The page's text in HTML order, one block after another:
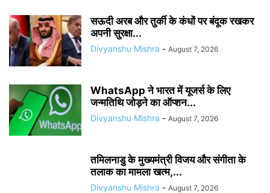
सऊदी अरब और तुर्की के कंधों पर बंदूक रखकर
अपनी सुरक्षा...
Divyanshu Mishra - August 7, 2026
WhatsApp ने भारत में यूजर्स के लिए
जन्मतिथि जोड़ने का ऑप्शन...
Divyanshu Mishra - August 7, 2026
तमिलनाडु के मुख्यमंत्री विजय और संगीता के
तलाक का मामला खत्म,...
Divyanshu Mishra - August 7, 2026